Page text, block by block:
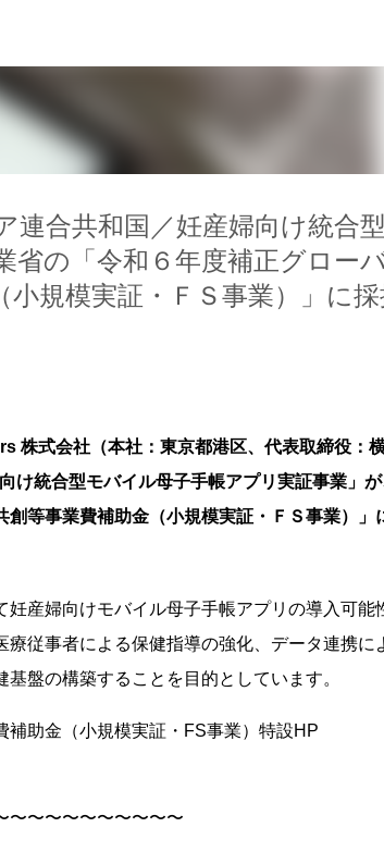
合共和国／妊産婦向け統合
省の「令和６年度補正グロー
規模実証・ＦＳ事業）」に採
株式会社（本社：東京都港区、代表取締役：
け統合型モバイル母子手帳アプリ実証事業」
等事業費補助⾦（小規模実証・ＦＳ事業）」
産婦向けモバイル母子手帳アプリの導入可能
従事者による保健指導の強化、データ連携に
盤の構築することを目的としています。
補助⾦（小規模実証・FS事業）特設HP
〜〜〜〜〜〜〜〜〜〜